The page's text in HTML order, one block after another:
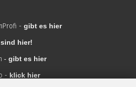
- gibt es hier
sind hier!
- gibt es hier
- klick hier